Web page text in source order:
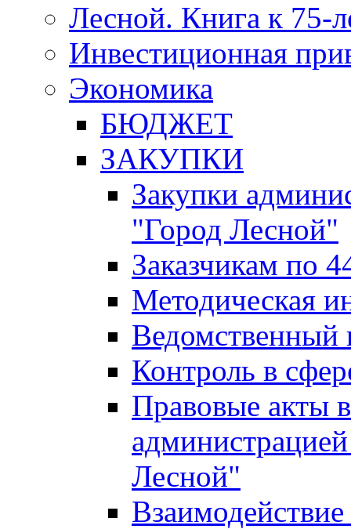
Лесной. Книга к 75-
Инвестиционная
Экономика
БЮДЖЕТ
ЗАКУПКИ
Закупки
"Город Лесной"
Заказчикам по
Методическая
Ведомственный
Контроль в
Правовые акты
Лесной"